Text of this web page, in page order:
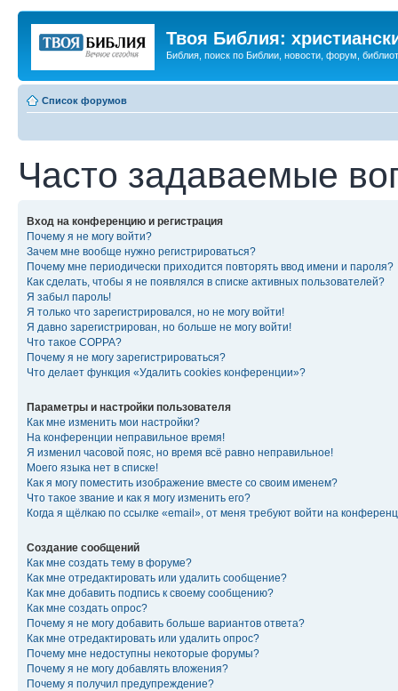
Твоя Библия:
Библия, поиск по Библии, новости, форум,
Список форумов
Часто задаваемые
Вход на конференцию и регистрация
Почему я не могу войти?
Зачем мне вообще нужно регистрироваться?
Почему мне периодически приходится повторять ввод имени и пароля?
Как сделать, чтобы я не появлялся в списке активных пользователей?
Я забыл пароль!
Я только что зарегистрировался, но не могу войти!
Я давно зарегистрирован, но больше не могу войти!
Что такое COPPA?
Почему я не могу зарегистрироваться?
Что делает функция «Удалить cookies конференции»?
Параметры и настройки пользователя
Как мне изменить мои настройки?
На конференции неправильное время!
Я изменил часовой пояс, но время всё равно неправильное!
Моего языка нет в списке!
Как я могу поместить изображение вместе со своим именем?
Что такое звание и как я могу изменить его?
Когда я щёлкаю по ссылке «email», от меня требуют войти на
Создание сообщений
Как мне создать тему в форуме?
Как мне отредактировать или удалить сообщение?
Как мне добавить подпись к своему сообщению?
Как мне создать опрос?
Почему я не могу добавить больше вариантов ответа?
Как мне отредактировать или удалить опрос?
Почему мне недоступны некоторые форумы?
Почему я не могу добавлять вложения?
Почему я получил предупреждение?